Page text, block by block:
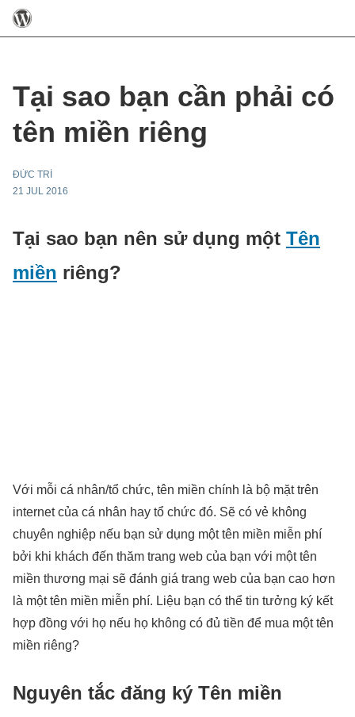
Tại sao bạn cần phải có
tên miền riêng
ĐỨC TRÍ
21 JUL 2016
Tại sao bạn nên sử dụng một Tên
miền riêng?
Với mỗi cá nhân/tổ chức, tên miền chính là bộ mặt trên
internet của cá nhân hay tổ chức đó. Sẽ có vẻ không
chuyên nghiệp nếu bạn sử dụng một tên miền miễn phí
bởi khi khách đến thăm trang web của bạn với một tên
miền thương mại sẽ đánh giá trang web của bạn cao hơn
là một tên miền miễn phí. Liệu bạn có thể tin tưởng ký kết
hợp đồng với họ nếu họ không có đủ tiền để mua một tên
miền riêng?
Nguyên tắc đăng ký Tên miền